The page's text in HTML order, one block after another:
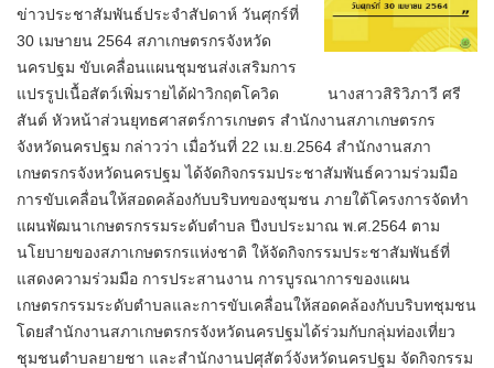
ข่าวประชาสัมพันธ์ประจำสัปดาห์ วันศุกร์ที่
30 เมษายน 2564 สภาเกษตรกรจังหวัด
นครปฐม ขับเคลื่อนแผนชุมชนส่งเสริมการ
แปรรูปเนื้อสัตว์เพิ่มรายได้ฝ่าวิกฤตโควิด นางสาวสิริวิภาวี ศรี
สันต์ หัวหน้าส่วนยุทธศาสตร์การเกษตร สำนักงานสภาเกษตรกร
จังหวัดนครปฐม กล่าวว่า เมื่อวันที่ 22 เม.ย.2564 สำนักงานสภา
เกษตรกรจังหวัดนครปฐม ได้จัดกิจกรรมประชาสัมพันธ์ความร่วมมือ
การขับเคลื่อนให้สอดคล้องกับบริบทของชุมชน ภายใต้โครงการจัดทำ
แผนพัฒนาเกษตรกรรมระดับตำบล ปีงบประมาณ พ.ศ.2564 ตาม
นโยบายของสภาเกษตรกรแห่งชาติ ให้จัดกิจกรรมประชาสัมพันธ์ที่
แสดงความร่วมมือ การประสานงาน การบูรณาการของแผน
เกษตรกรรมระดับตำบลและการขับเคลื่อนให้สอดคล้องกับบริบทชุมชน
โดยสำนักงานสภาเกษตรกรจังหวัดนครปฐมได้ร่วมกับกลุ่มท่องเที่ยว
ชุมชนตำบลยายชา และสำนักงานปศุสัตว์จังหวัดนครปฐม จัดกิจกรรม